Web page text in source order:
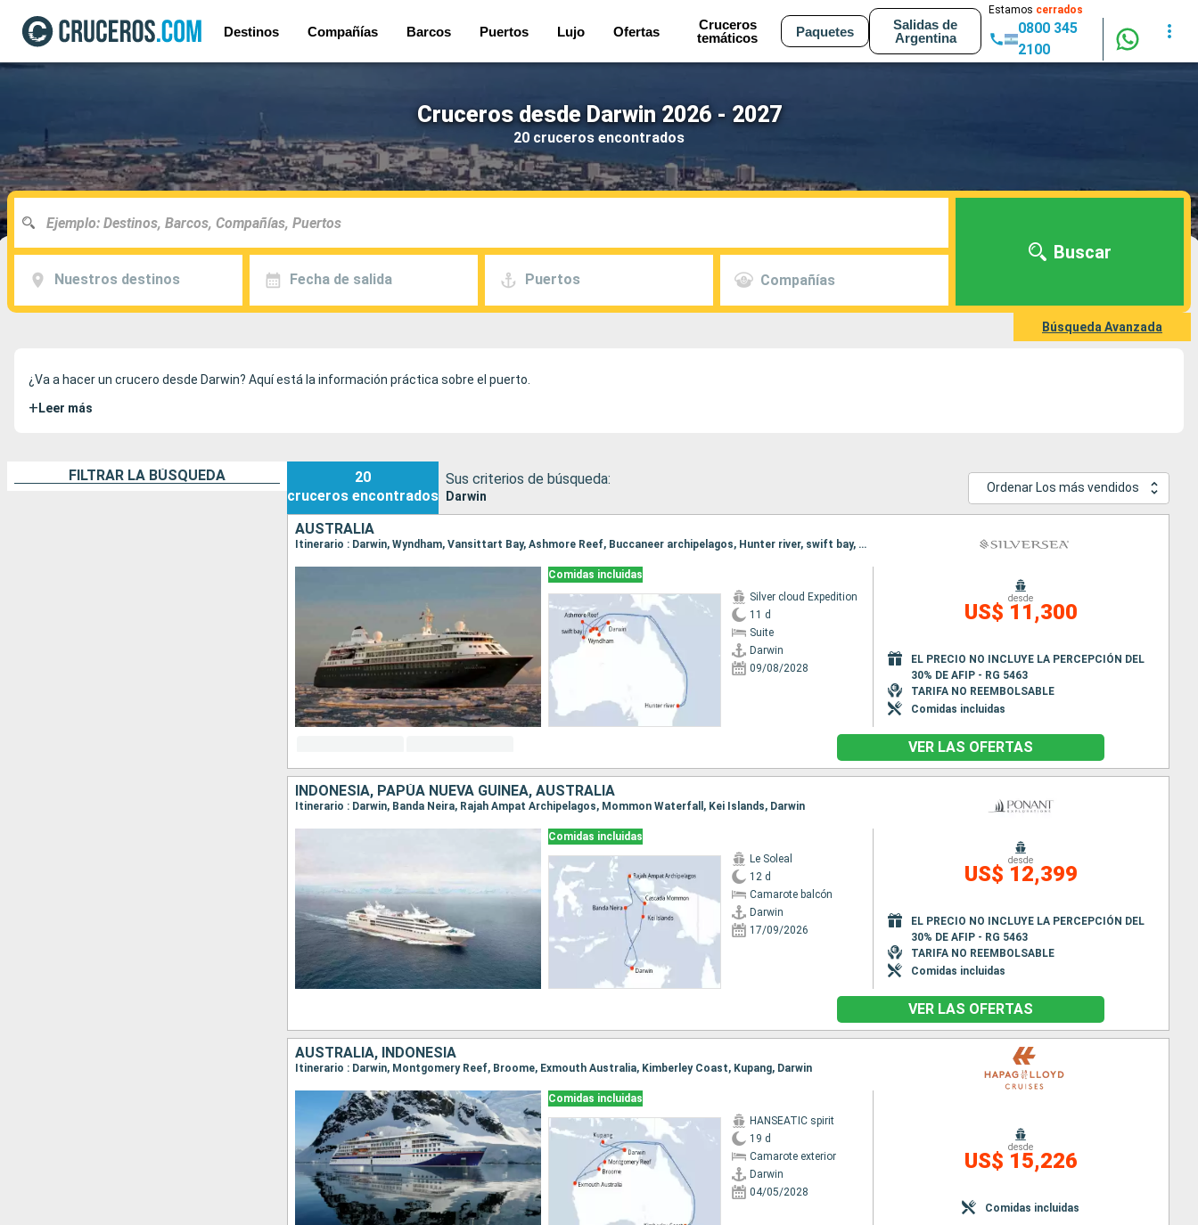
Destinos Compañías Barcos Puertos Lujo Ofertas
Cruceros
temáticos
Paquetes
Salidas de
Argentina
Estamos cerrados
0800 345
2100
Cruceros desde Darwin 2026 - 2027
20 cruceros encontrados
Nuestros destinos Fecha de salida Puertos Compañías
Buscar
Búsqueda Avanzada
¿Va a hacer un crucero desde Darwin? Aquí está la información práctica sobre el puerto.
+ Leer más
FILTRAR LA BÚSQUEDA
20
cruceros encontrados
Sus criterios de búsqueda:
Darwin
Ordenar Los más vendidos
AUSTRALIA
Itinerario : Darwin, Wyndham, Vansittart Bay, Ashmore Reef, Buccaneer archipelagos, Hunter river, swift bay, King george river
Comidas incluidas
Silver cloud Expedition
11 d
Suite
Darwin
09/08/2028
desde
US$ 11,300
EL PRECIO NO INCLUYE LA PERCEPCIÓN DEL
30% DE AFIP - RG 5463
TARIFA NO REEMBOLSABLE
Comidas incluidas
VER LAS OFERTAS
INDONESIA, PAPÚA NUEVA GUINEA, AUSTRALIA
Itinerario : Darwin, Banda Neira, Rajah Ampat Archipelagos, Mommon Waterfall, Kei Islands, Darwin
Comidas incluidas
Le Soleal
12 d
Camarote balcón
Darwin
17/09/2026
desde
US$ 12,399
EL PRECIO NO INCLUYE LA PERCEPCIÓN DEL
30% DE AFIP - RG 5463
TARIFA NO REEMBOLSABLE
Comidas incluidas
VER LAS OFERTAS
AUSTRALIA, INDONESIA
Itinerario : Darwin, Montgomery Reef, Broome, Exmouth Australia, Kimberley Coast, Kupang, Darwin
Comidas incluidas
HANSEATIC spirit
19 d
Camarote exterior
Darwin
04/05/2028
desde
US$ 15,226
Comidas incluidas